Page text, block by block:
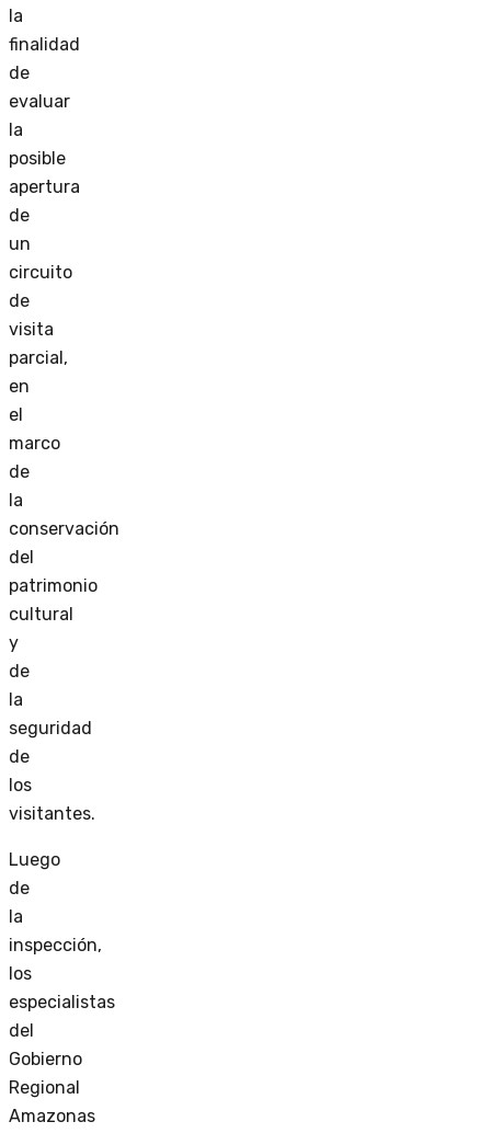
la
finalidad
de
evaluar
la
posible
apertura
de
un
circuito
de
visita
parcial,
en
el
marco
de
la
conservación
del
patrimonio
cultural
y
de
la
seguridad
de
los
visitantes.
Luego
de
la
inspección,
los
especialistas
del
Gobierno
Regional
Amazonas